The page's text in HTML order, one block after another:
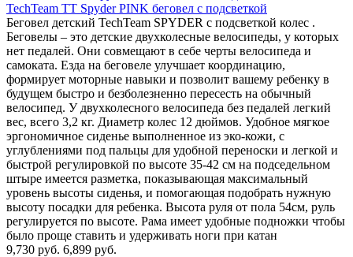
TechTeam TT Spyder PINK беговел с подсветкой
Беговел детский TechTeam SPYDER с подсветкой колес .
Беговелы – это детские двухколесные велосипеды, у которых
нет педалей. Они совмещают в себе черты велосипеда и
самоката. Езда на беговеле улучшает координацию,
формирует моторные навыки и позволит вашему ребенку в
будущем быстро и безболезненно пересесть на обычный
велосипед. У двухколесного велосипеда без педалей легкий
вес, всего 3,2 кг. Диаметр колес 12 дюймов. Удобное мягкое
эргономичное сиденье выполненное из эко-кожи, с
углублениями под пальцы для удобной переноски и легкой и
быстрой регулировкой по высоте 35-42 см на подседельном
штыре имеется разметка, показывающая максимальный
уровень высоты сиденья, и помогающая подобрать нужную
высоту посадки для ребенка. Высота руля от пола 54см, руль
регулируется по высоте. Рама имеет удобные подножки чтобы
было проще ставить и удерживать ноги при катан
9,730 руб. 6,899 руб.